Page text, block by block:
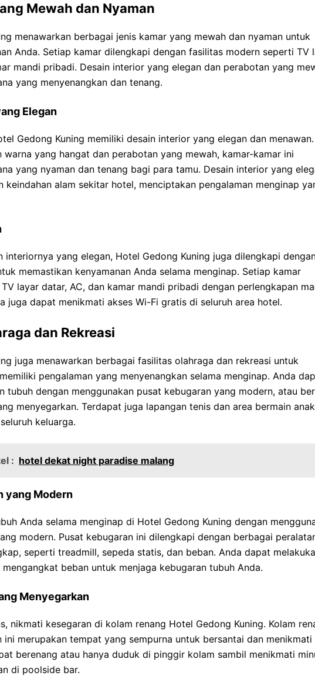
Mewah dan Nyaman
menawarkan berbagai jenis kamar yang mewah dan nyaman untuk
Anda. Setiap kamar dilengkapi dengan fasilitas modern seperti TV
mandi pribadi. Desain interior yang elegan dan perabotan yang
yang menyenangkan dan tenang.
Elegan
Gedong Kuning memiliki desain interior yang elegan dan menawan.
warna yang hangat dan perabotan yang mewah, kamar-kamar ini
yang nyaman dan tenang bagi para tamu. Desain interior yang
keindahan alam sekitar hotel, menciptakan pengalaman menginap
interiornya yang elegan, Hotel Gedong Kuning juga dilengkapi
memastikan kenyamanan Anda selama menginap. Setiap kamar
layar datar, AC, dan kamar mandi pribadi dengan perlengkapan
juga dapat menikmati akses Wi-Fi gratis di seluruh area hotel.
dan Rekreasi
juga menawarkan berbagai fasilitas olahraga dan rekreasi untuk
pengalaman yang menyenangkan selama menginap. Anda
tubuh dengan menggunakan pusat kebugaran yang modern, atau
menyegarkan. Terdapat juga lapangan tenis dan area bermain
keluarga.
: hotel dekat night paradise malang
yang Modern
Anda selama menginap di Hotel Gedong Kuning dengan
modern. Pusat kebugaran ini dilengkapi dengan berbagai
seperti treadmill, sepeda statis, dan beban. Anda dapat
beban untuk menjaga kebugaran tubuh Anda.
Menyegarkan
nikmati kesegaran di kolam renang Hotel Gedong Kuning. Kolam
ini merupakan tempat yang sempurna untuk bersantai dan menikmati
berenang atau hanya duduk di pinggir kolam sambil menikmati
di poolside bar.